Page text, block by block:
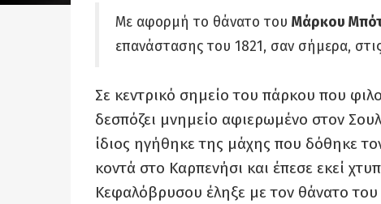
Με αφορμή το θάνατο του Μάρκου
επανάστασης του 1821, σαν σήμερα,
Σε κεντρικό σημείο του πάρκου που
δεσπόζει μνημείο αφιερωμένο στον
ίδιος ηγήθηκε της μάχης που δόθηκε
κοντά στο Καρπενήσι και έπεσε εκεί
Κεφαλόβρυσου έληξε με τον θάνατο